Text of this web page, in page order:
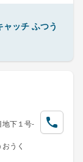
ッチ ふつう
地下１号-
うく